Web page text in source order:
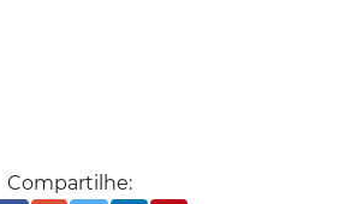
Compartilhe: